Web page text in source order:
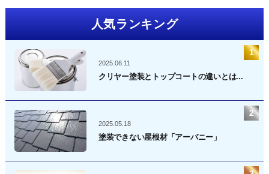
人気ランキング
2025.06.11
クリヤー塗装とトップコートの違いとは...
2025.05.18
塗装できない屋根材「アーバニー」